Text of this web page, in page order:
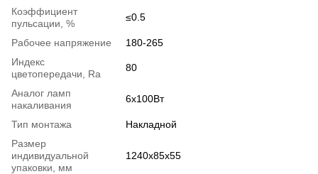
Коэффициент
пульсации, %
≤0.5
Рабочее напряжение
180-265
Индекс
цветопередачи, Ra
80
Аналог ламп
накаливания
6х100Вт
Тип монтажа
Накладной
Размер
индивидуальной
упаковки, мм
1240x85x55